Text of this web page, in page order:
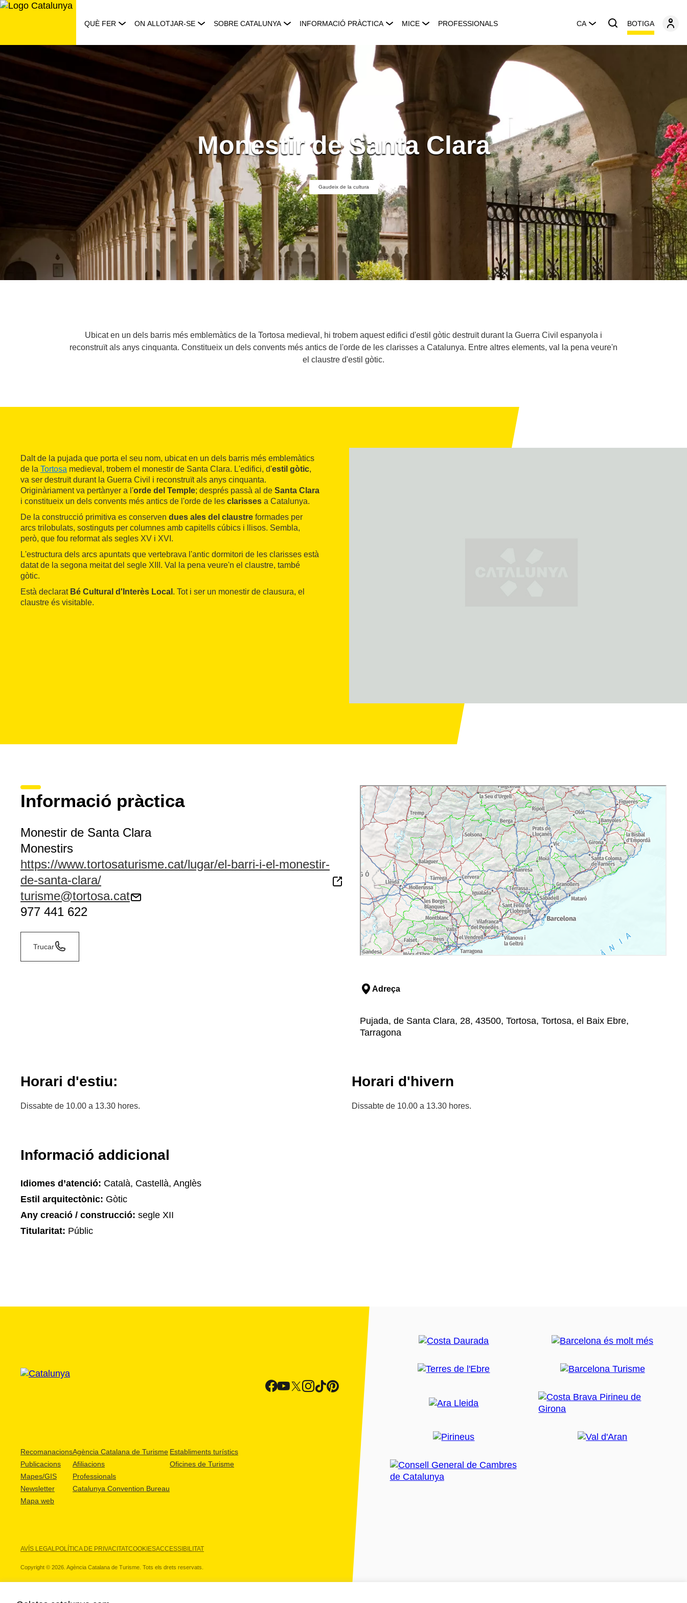
Saltar
QUÈ FER ON ALLOTJAR-SE SOBRE CATALUNYA INFORMACIÓ PRÀCTICA MICE PROFESSIONALS CA BOTIGA
Monestir de Santa Clara
Gaudeix de la cultura
Ubicat en un dels barris més emblemàtics de la Tortosa medieval, hi trobem aquest edifici d'estil gòtic destruït durant la Guerra Civil espanyola i
reconstruït als anys cinquanta. Constitueix un dels convents més antics de l'orde de les clarisses a Catalunya. Entre altres elements, val la pena veure'n
el claustre d'estil gòtic.
Dalt de la pujada que porta el seu nom, ubicat en un dels barris més emblemàtics
de la Tortosa medieval, trobem el monestir de Santa Clara. L'edifici, d'estil gòtic,
va ser destruït durant la Guerra Civil i reconstruït als anys cinquanta.
Originàriament va pertànyer a l'orde del Temple; després passà al de Santa Clara
i constitueix un dels convents més antics de l'orde de les clarisses a Catalunya.
De la construcció primitiva es conserven dues ales del claustre formades per
arcs trilobulats, sostinguts per columnes amb capitells cúbics i llisos. Sembla,
però, que fou reformat als segles XV i XVI.
L'estructura dels arcs apuntats que vertebrava l'antic dormitori de les clarisses està
datat de la segona meitat del segle XIII. Val la pena veure'n el claustre, també
gòtic.
Està declarat Bé Cultural d'Interès Local . Tot i ser un monestir de clausura, el
claustre és visitable.
Informació pràctica
Monestir de Santa Clara
Monestirs
https://www.tortosaturisme.cat/lugar/el-barri-i-el-monestir-
de-santa-clara/
turisme@tortosa.cat
977 441 622
Trucar
Adreça
Pujada, de Santa Clara, 28, 43500, Tortosa, Tortosa, el Baix Ebre,
Tarragona
Horari d'estiu:
Dissabte de 10.00 a 13.30 hores.
Horari d'hivern
Dissabte de 10.00 a 13.30 hores.
Informació addicional
Idiomes d’atenció: Català, Castellà, Anglès
Estil arquitectònic: Gòtic
Any creació / construcció: segle XII
Titularitat: Públic
Recomanacions
Publicacions
Mapes/GIS
Newsletter
Mapa web
Agència Catalana de Turisme
Afiliacions
Professionals
Catalunya Convention Bureau
Establiments turístics
Oficines de Turisme
AVÍS LEGALPOLÍTICA DE PRIVACITATCOOKIESACCESSIBILITAT
Copyright © 2026. Agència Catalana de Turisme. Tots els drets reservats.